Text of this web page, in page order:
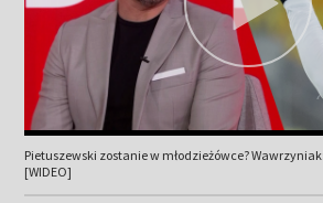
Pietuszewski zostanie w młodzieżówce?
[WIDEO]